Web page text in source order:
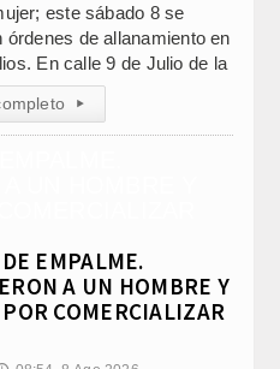
este sábado 8 se
órdenes de allanamiento en
En calle 9 de Julio de la
▸
EMPALME.
A UN HOMBRE Y
COMERCIALIZAR